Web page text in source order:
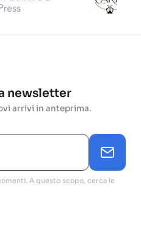
newsletter
arrivi in anteprima.
A questo scopo, cerca le